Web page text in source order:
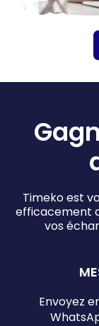
Timeko est
efficacement
vos
Envoyez